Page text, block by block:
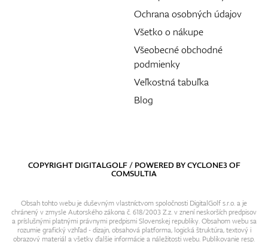
Ochrana osobných údajov
Všetko o nákupe
Všeobecné obchodné
podmienky
Veľkostná tabuľka
Blog
COPYRIGHT DIGITALGOLF / POWERED BYCYCLONE3OF
COMSULTIA
Obsah tohto webu je duševným vlastníctvom spoločnosti DigitalGolf s.r.o. a je
chránený v zmysle Autorského zákona č. 618/2003 Z.z. v znení neskorších predpisov
a príslušnými platnými právnymi predpismi Slovenskej republiky. Obsahom webu sa
rozumie grafický vzhľad - dizajn, obsahová platforma, logická štruktúra, textový i
obrazový materiál a všetky ďalšie informácie a náležitosti webu. Publikovanie resp.